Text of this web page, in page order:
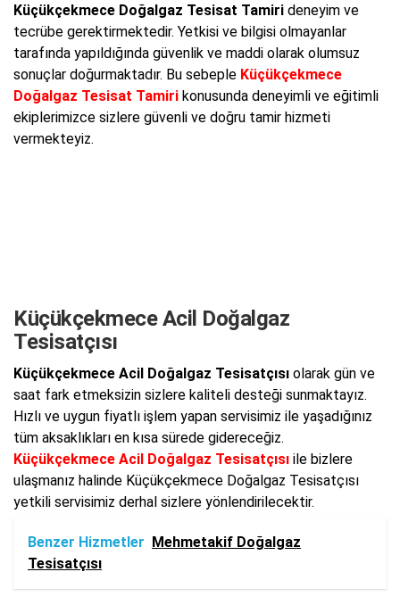
Küçükçekmece Doğalgaz Tesisat Tamiri deneyim ve
tecrübe gerektirmektedir. Yetkisi ve bilgisi olmayanlar
tarafında yapıldığında güvenlik ve maddi olarak olumsuz
sonuçlar doğurmaktadır. Bu sebeple Küçükçekmece
Doğalgaz Tesisat Tamiri konusunda deneyimli ve eğitimli
ekiplerimizce sizlere güvenli ve doğru tamir hizmeti
vermekteyiz.
Küçükçekmece Acil Doğalgaz
Tesisatçısı
Küçükçekmece Acil Doğalgaz Tesisatçısı olarak gün ve
saat fark etmeksizin sizlere kaliteli desteği sunmaktayız.
Hızlı ve uygun fiyatlı işlem yapan servisimiz ile yaşadığınız
tüm aksaklıkları en kısa sürede gidereceğiz.
Küçükçekmece Acil Doğalgaz Tesisatçısı ile bizlere
ulaşmanız halinde Küçükçekmece Doğalgaz Tesisatçısı
yetkili servisimiz derhal sizlere yönlendirilecektir.
Benzer Hizmetler Mehmetakif Doğalgaz
Tesisatçısı